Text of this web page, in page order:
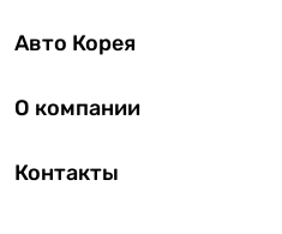
Авто Корея
О компании
Контакты